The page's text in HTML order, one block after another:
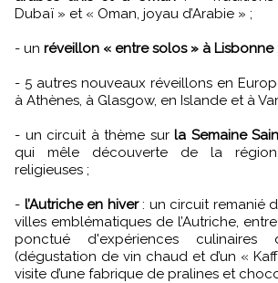
Dubaï » et « Oman, joyau d’Arabie » ;
- un réveillon « entre solos » à Lisbonne;
- 5 autres nouveaux réveillons en
à Athènes, à Glasgow, en Islande et à
- un circuit à thème sur la Semaine
qui mêle découverte de la
religieuses ;
- l’Autriche en hiver: un circuit remanié
villes emblématiques de l’Autriche,
ponctué d'expériences culinaires
(dégustation de vin chaud et d’un «
visite d’une fabrique de pralines et